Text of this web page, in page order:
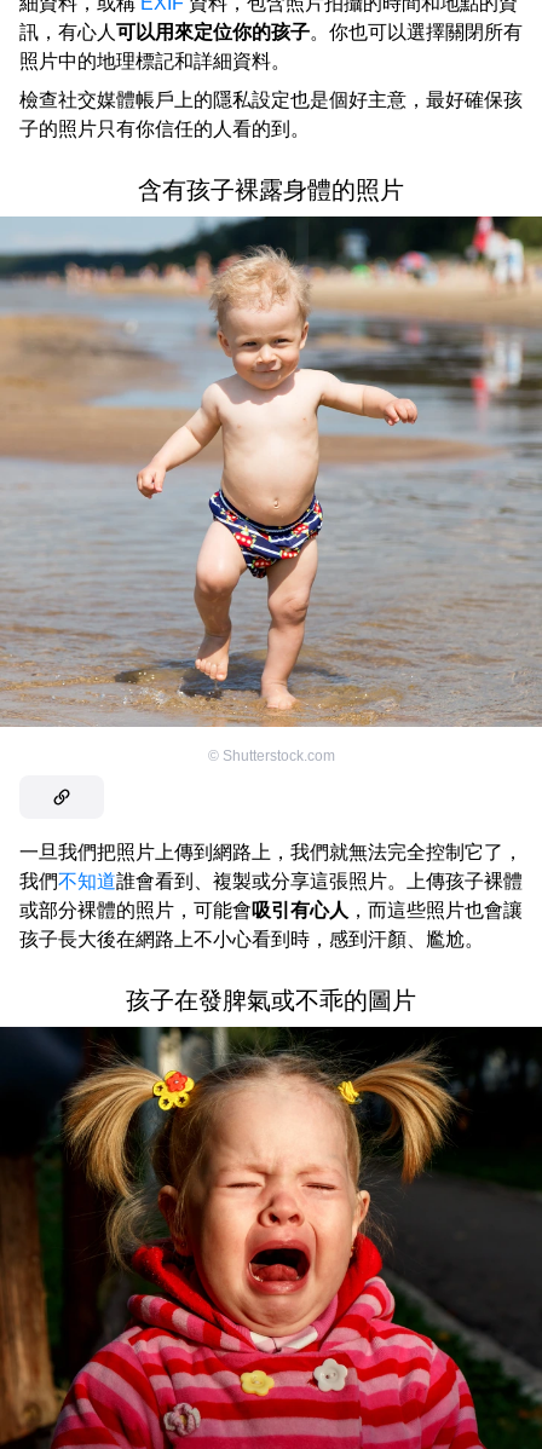
訊，有心人 可以用來定位你的孩子。你也可以選擇關閉所有
照片中的地理標記和詳細資料。
檢查社交媒體帳戶上的隱私設定也是個好主意，最好確保孩
子的照片只有你信任的人看的到。
含有孩子裸露身體的照片
© Shutterstock.com
一旦我們把照片上傳到網路上，我們就無法完全控制它了，
我們不知道誰會看到、複製或分享這張照片。上傳孩子裸體
或部分裸體的照片，可能會吸引有心人 ，而這些照片也會讓
孩子長大後在網路上不小心看到時，感到汗顏、尷尬。
孩子在發脾氣或不乖的圖片